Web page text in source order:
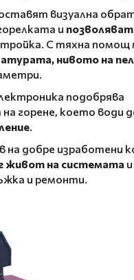
визуална
и позволяват
С тяхна
нивото на
подобрява
горене, което води
.
на добре изработени
живот на системата
и ремонти.